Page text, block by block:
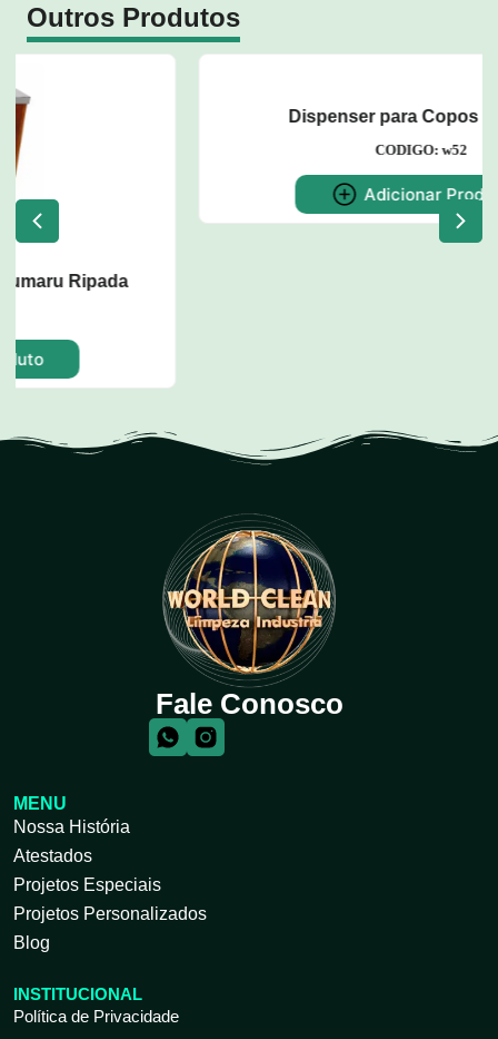
Outros Produtos
Dispenser para Copos de Água
Fale Conosco
MENU
Nossa História
Atestados
Projetos Especiais
Projetos Personalizados
Blog
INSTITUCIONAL
Política de Privacidade